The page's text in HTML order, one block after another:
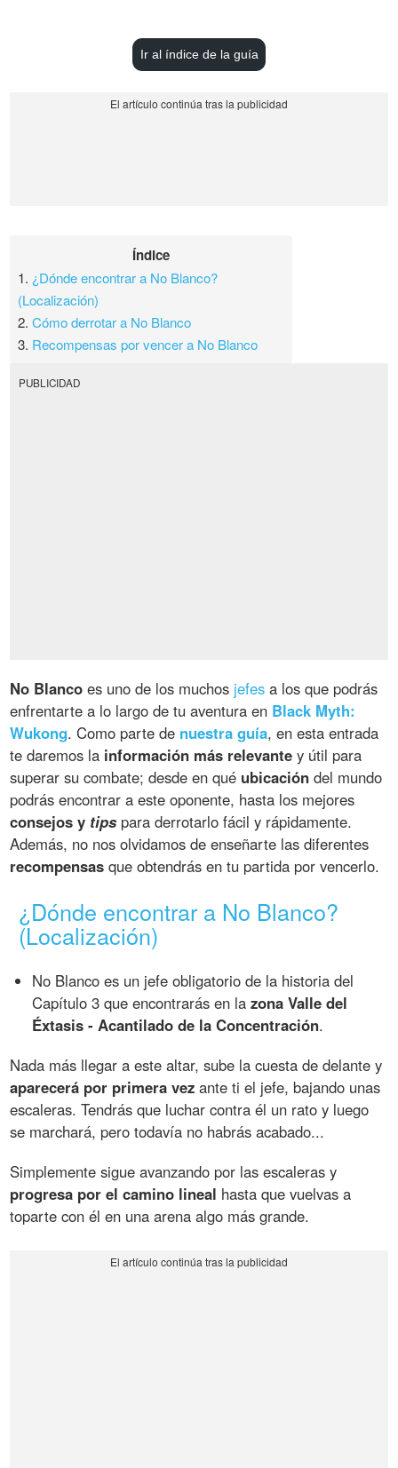
Ir al índice de la guía
Índice
1. ¿Dónde encontrar a No Blanco?
(Localización)
2.Cómo derrotar a No Blanco
3. Recompensas por vencer a No Blanco
PUBLICIDAD
No Blanco es uno de los muchos jefes a los que podrás
enfrentarte a lo largo de tu aventura en Black Myth:
Wukong. Como parte de nuestra guía, en esta entrada
te daremos la información más relevante y útil para
superar su combate; desde en qué ubicación del mundo
podrás encontrar a este oponente, hasta los mejores
consejos y tipspara derrotarlo fácil y rápidamente.
Además, no nos olvidamos de enseñarte las diferentes
recompensas que obtendrás en tu partida por vencerlo.
¿Dónde encontrar a No Blanco?
(Localización)
No Blanco es un jefe obligatorio de la historia del
Capítulo 3 que encontrarás en lazona Valle del
Éxtasis - Acantilado de la Concentración.
Nada más llegar a este altar, sube la cuesta de delante y
aparecerá por primera vez ante ti el jefe, bajando unas
escaleras. Tendrás que luchar contra él un rato y luego
se marchará, pero todavía no habrás acabado...
Simplemente sigue avanzando por las escaleras y
progresa por el camino lineal hasta que vuelvas a
toparte con él en una arena algo más grande.